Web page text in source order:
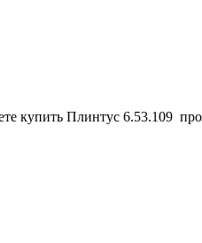
купить Плинтус 6.53.109